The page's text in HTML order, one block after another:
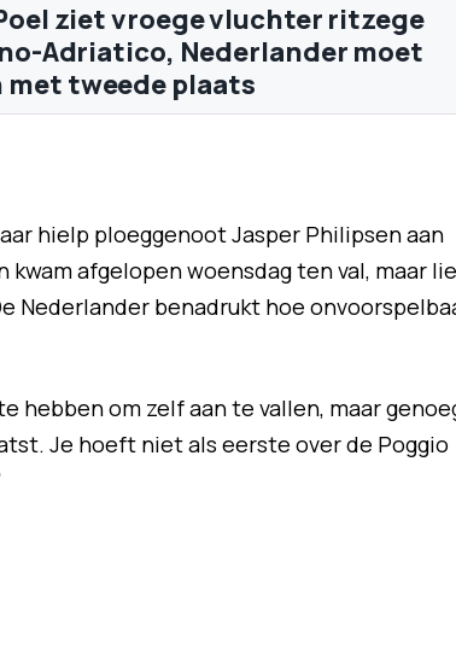
ziet vroege vluchter ritzege
Adriatico, Nederlander moet
met tweede plaats
hielp ploeggenoot Jasper Philipsen aan
afgelopen woensdag ten val, maar
Nederlander benadrukt hoe
hebben om zelf aan te vallen, maar
Je hoeft niet als eerste over de Poggio